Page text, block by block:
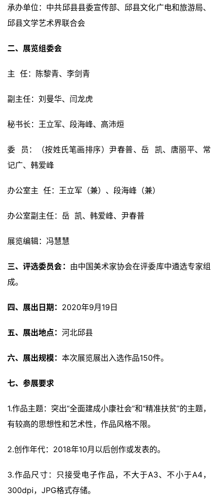
首
艺
快
讯
承办单位：中共邱县县委宣传部、邱县文化广电和旅游局、
邱县文学艺术界联合会
二、展览组委会
主  任：陈黎青、李剑青
副主任：刘曼华、闫龙虎
秘书长：王立军、段海峰、高沛烜
委  员：（按姓氏笔画排序）尹春普、岳  凯、唐丽平、常
记广、韩爱峰
办公室主  任：王立军（兼）、段海峰（兼）
办公室副主任：岳  凯、韩爱峰、尹春普
展览编辑：冯慧慧
三、评选委员会： 由中国美术家协会在评委库中遴选专家组
成。
四、展出日期： 2020年9月19日
五、展出地点： 河北邱县
六、展出规模： 本次展览展出入选作品150件。
七、参展要求
1.作品主题：突出“全面建成小康社会”和“精准扶贫”的主题，
有较高的思想性和艺术性，作品风格不限。
2.创作年代：2018年10月以后创作或发表的。
3.作品尺寸：只接受电子作品，不大于A3、不小于A4，
300dpi，JPG格式存储。